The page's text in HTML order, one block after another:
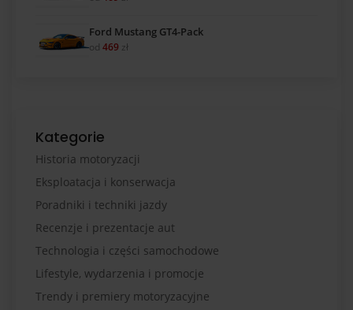
Ford Mustang GT4-Pack
od 469 zł
Kategorie
Historia motoryzacji
Eksploatacja i konserwacja
Poradniki i techniki jazdy
Recenzje i prezentacje aut
Technologia i części samochodowe
Lifestyle, wydarzenia i promocje
Trendy i premiery motoryzacyjne